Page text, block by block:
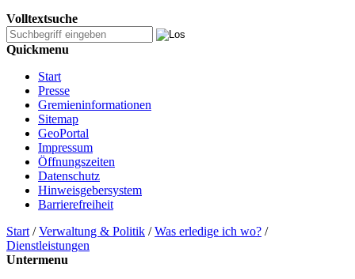
Volltextsuche
Quickmenu
Start
Presse
Gremieninformationen
Sitemap
GeoPortal
Impressum
Öffnungszeiten
Datenschutz
Hinweisgebersystem
Barrierefreiheit
Start /Verwaltung & Politik /Was erledige ich wo? /
Dienstleistungen
Untermenu